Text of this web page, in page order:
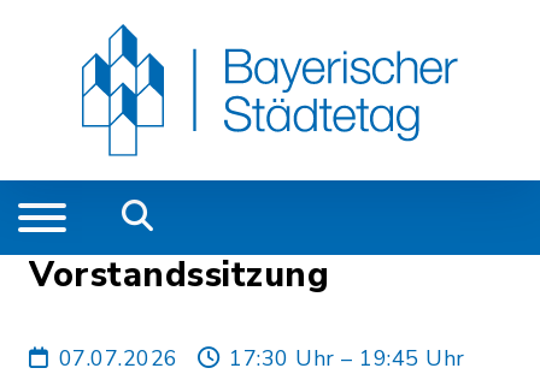
Vorstandssitzung
07.07.2026
17:30 Uhr – 19:45 Uhr